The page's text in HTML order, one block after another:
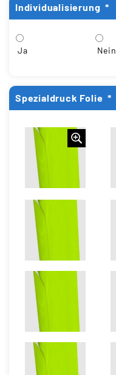
Individualisierung *
Ja Nein
Spezialdruck Folie *